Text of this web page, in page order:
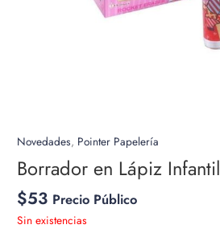
Novedades, Pointer Papelería
Borrador en Lápiz Infantil
$53 Precio Público
Sin existencias